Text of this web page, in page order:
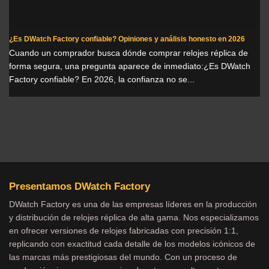
¿Es DWatch Factory confiable? Opiniones y análisis honesto en 2026
Cuando un comprador busca dónde comprar relojes réplica de
forma segura, una pregunta aparece de inmediato:¿Es DWatch
Factory confiable? En 2026, la confianza no se...
Presentamos DWatch Factory
DWatch Factory es una de las empresas líderes en la producción
y distribución de relojes réplica de alta gama. Nos especializamos
en ofrecer versiones de relojes fabricadas con precisión 1:1,
replicando con exactitud cada detalle de los modelos icónicos de
las marcas más prestigiosas del mundo. Con un proceso de